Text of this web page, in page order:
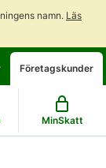
namn. Läs
Företagskunder
MinSkatt